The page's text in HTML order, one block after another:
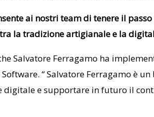
ai nostri team di tenere il
la tradizione artigianale e la
Salvatore Ferragamo ha
“Salvatore Ferragamo è un
e supportare in futuro il